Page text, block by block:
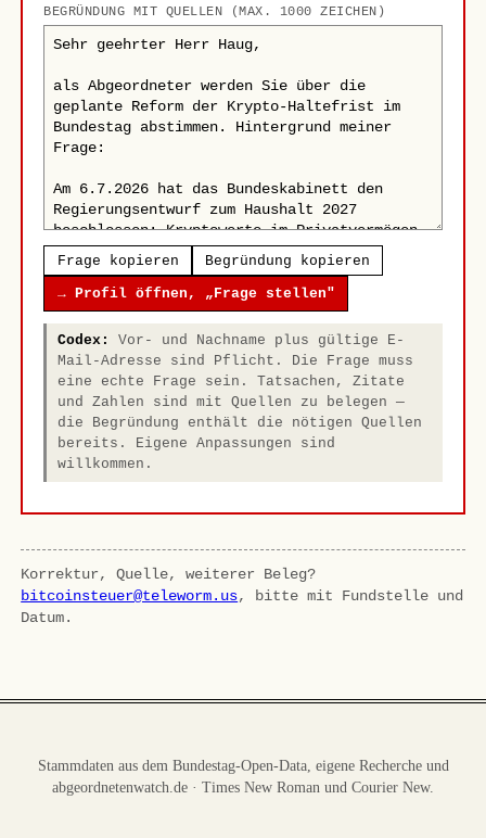
BEGRÜNDUNG MIT QUELLEN (MAX. 1000 ZEICHEN)
Frage kopieren Begründung kopieren
→ Profil öffnen, „Frage stellen"
Codex:
Vor- und Nachname plus gültige E-
Mail-Adresse sind Pflicht. Die Frage muss
eine echte Frage sein. Tatsachen, Zitate
und Zahlen sind mit Quellen zu belegen —
die Begründung enthält die nötigen Quellen
bereits. Eigene Anpassungen sind
willkommen.
Korrektur, Quelle, weiterer Beleg?
bitcoinsteuer@teleworm.us, bitte mit Fundstelle und
Datum.
Stammdaten aus dem Bundestag-Open-Data, eigene Recherche und
abgeordnetenwatch.de · Times New Roman und Courier New.